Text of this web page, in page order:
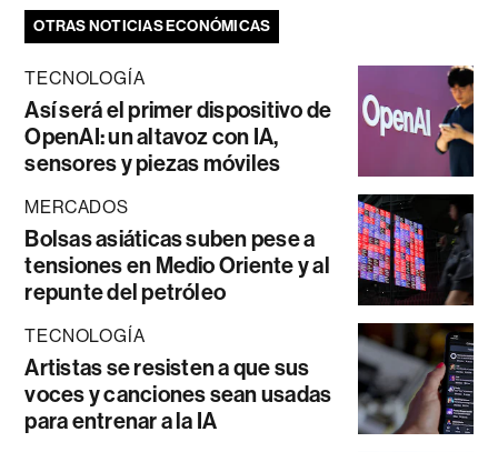
OTRAS NOTICIAS ECONÓMICAS
TECNOLOGÍA
Así será el primer dispositivo de
OpenAI: un altavoz con IA,
sensores y piezas móviles
MERCADOS
Bolsas asiáticas suben pese a
tensiones en Medio Oriente y al
repunte del petróleo
TECNOLOGÍA
Artistas se resisten a que sus
voces y canciones sean usadas
para entrenar a la IA